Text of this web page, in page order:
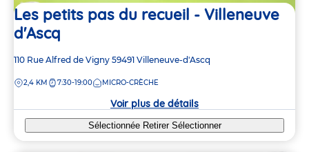
Les petits pas du recueil - Villeneuve
d'Ascq
Adresse
la
110 Rue Alfred de Vigny 59491 Villeneuve-d'Ascq
DISTANCE
2,4 KM 7:30-19:00 MICRO-CRÈCHE
Voir plus de détails
Sélectionnée Retirer Sélectionner